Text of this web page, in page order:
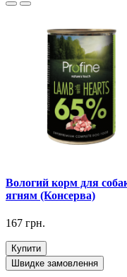
Вологий корм для
ягням (Консерва)
167 грн.
Купити
Швидке замовлення